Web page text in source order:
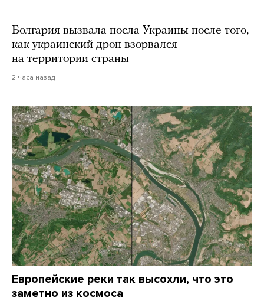
Болгария вызвала посла Украины после того,
как украинский дрон взорвался
на территории страны
2 часа назад
Европейские реки так высохли, что это
заметно из космоса